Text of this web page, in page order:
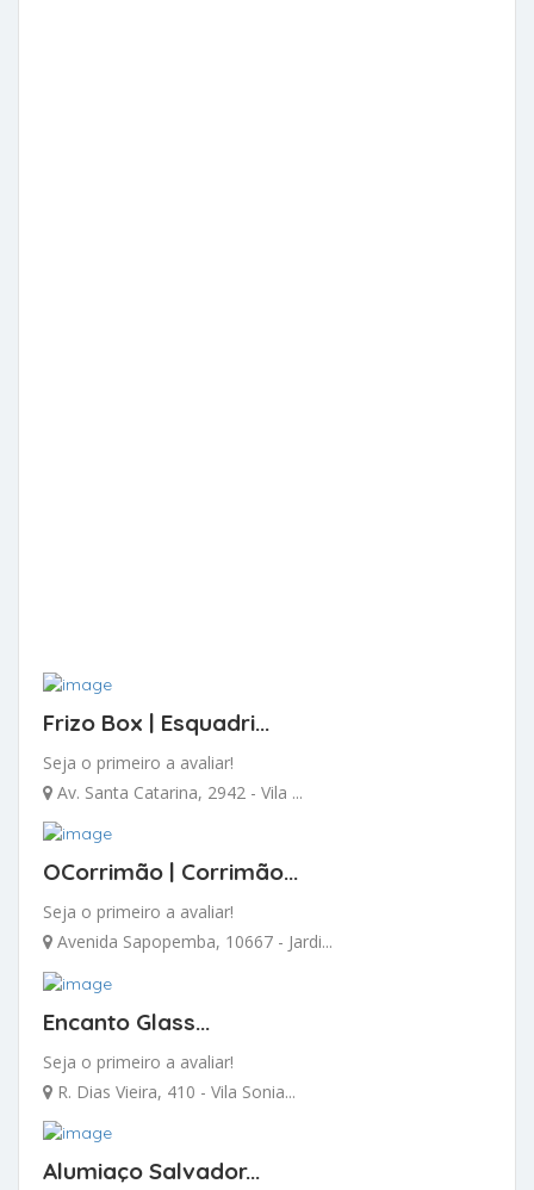
Frizo Box | Esquadri...
Seja o primeiro a avaliar!
Av. Santa Catarina, 2942 - Vila ...
OCorrimão | Corrimão...
Seja o primeiro a avaliar!
Avenida Sapopemba, 10667 - Jardi...
Encanto Glass...
Seja o primeiro a avaliar!
R. Dias Vieira, 410 - Vila Sonia...
Alumiaço Salvador...